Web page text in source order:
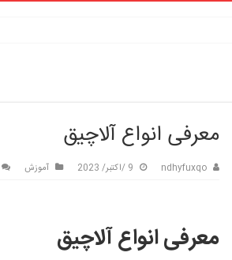
معرفی انواع آلاچیق
ndhyfuxqo 9 /اکتبر/ 2023 آموزش
معرفی انواع آلاچیق